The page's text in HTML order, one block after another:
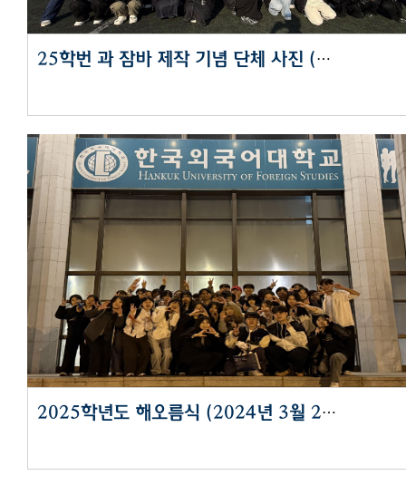
25학번 과 잠바 제작 기념 단체 사진 (2025년 4월 30일)
2025학년도 해오름식 (2024년 3월 27일)